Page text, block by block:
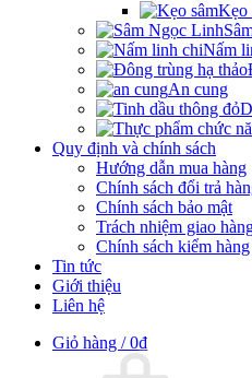
Kẹo
Nấm
An cung
Quy định và chính sách
Hướng dẫn mua hàng
Chính sách đổi trả
Chính sách bảo mật
Trách nhiệm giao
Chính sách kiểm hàng
Tin tức
Giới thiệu
Liên hệ
Giỏ hàng /0₫